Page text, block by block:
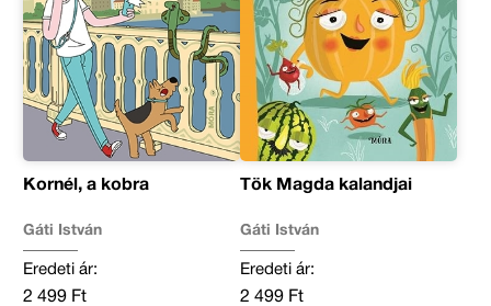
Kornél, a kobra
Gáti István
Eredeti ár:
2 499 Ft
Tök Magda kalandjai
Gáti István
Eredeti ár:
2 499 Ft